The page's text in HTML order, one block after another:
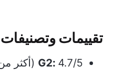
تقييمات وتصنيفات ClickUp
G2: 4.7/5 (أكثر من 10000 تقييم)